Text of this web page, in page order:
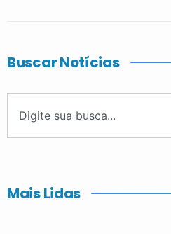
Buscar Notícias
Mais Lidas